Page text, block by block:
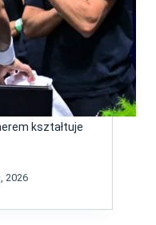
kształtuje
2026